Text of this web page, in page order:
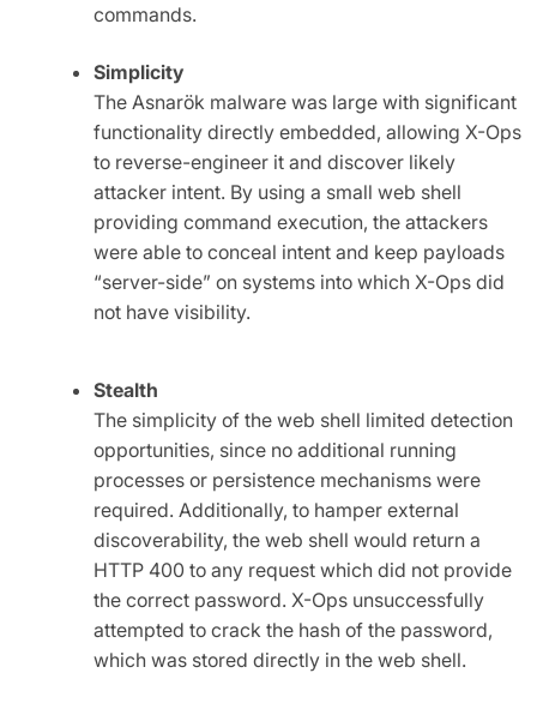
commands.
Simplicity
The Asnarök malware was large with significant
functionality directly embedded, allowing X-Ops
to reverse-engineer it and discover likely
attacker intent. By using a small web shell
providing command execution, the attackers
were able to conceal intent and keep payloads
“server-side” on systems into which X-Ops did
not have visibility.
Stealth
The simplicity of the web shell limited detection
opportunities, since no additional running
processes or persistence mechanisms were
required. Additionally, to hamper external
discoverability, the web shell would return a
HTTP 400 to any request which did not provide
the correct password. X-Ops unsuccessfully
attempted to crack the hash of the password,
which was stored directly in the web shell.